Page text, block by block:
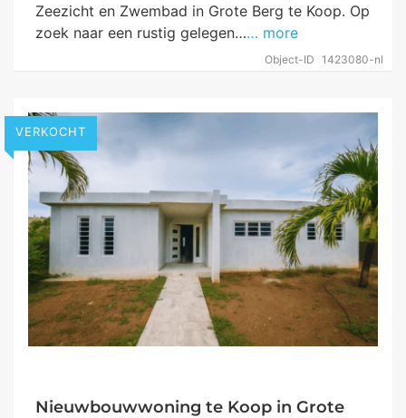
Object-ID 1423080-nl
Zeezicht en Zwembad in Grote Berg te Koop. Op
zoek naar een rustig gelegen…… more
VERKOCHT
Nieuwbouwwoning te Koop in Grote